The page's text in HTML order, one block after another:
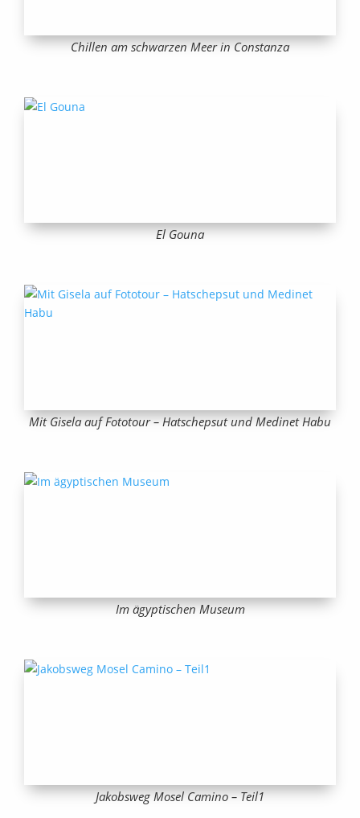
Chillen am schwarzen Meer in Constanza
El Gouna
Mit Gisela auf Fototour – Hatschepsut und Medinet Habu
Im ägyptischen Museum
Jakobsweg Mosel Camino – Teil1